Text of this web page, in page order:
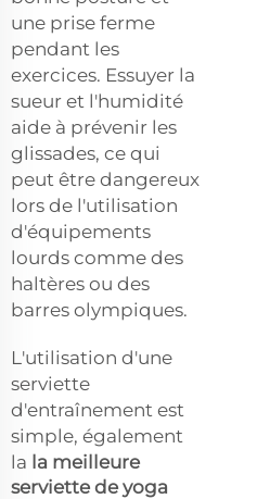
une prise ferme
pendant les
exercices. Essuyer la
sueur et l'humidité
aide à prévenir les
glissades, ce qui
peut être dangereux
lors de l'utilisation
d'équipements
lourds comme des
haltères ou des
barres olympiques.
L'utilisation d'une
serviette
d'entraînement est
simple, également
la la meilleure
serviette de yoga